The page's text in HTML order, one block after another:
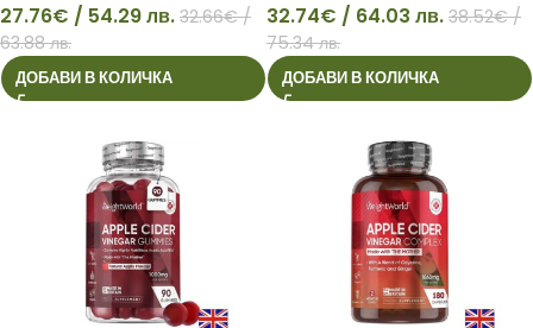
27
27.76€ / 54.29 лв. 32.66€/
63.88 лв.
ДОБАВИ В КОЛИЧКА
32
32.74€ / 64.03 лв. 38.52€/
75.34 лв.
ДОБАВИ В КОЛИЧКА